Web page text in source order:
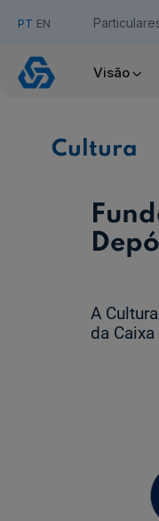
PT EN
Quero ser cliente:
Links úteis:
Faça download
Registo
Cultura
Visão
Cultura
A
da